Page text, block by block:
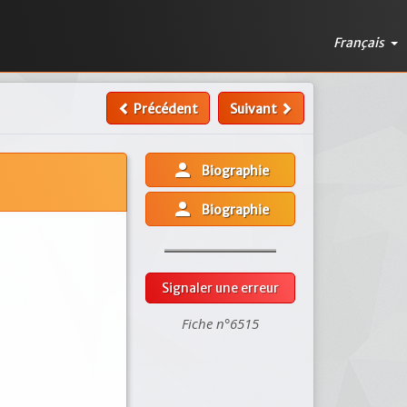
Français
Précédent Suivant
person Biographie
person Biographie
Signaler une erreur
Fiche n°6515